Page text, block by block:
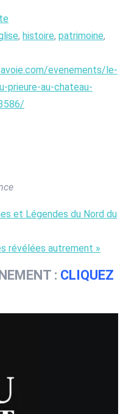
, histoire, patrimoine,
evenements/le-
prieure-au-chateau-
et Légendes du Nord du
révélées autrement »
: CLIQUEZ